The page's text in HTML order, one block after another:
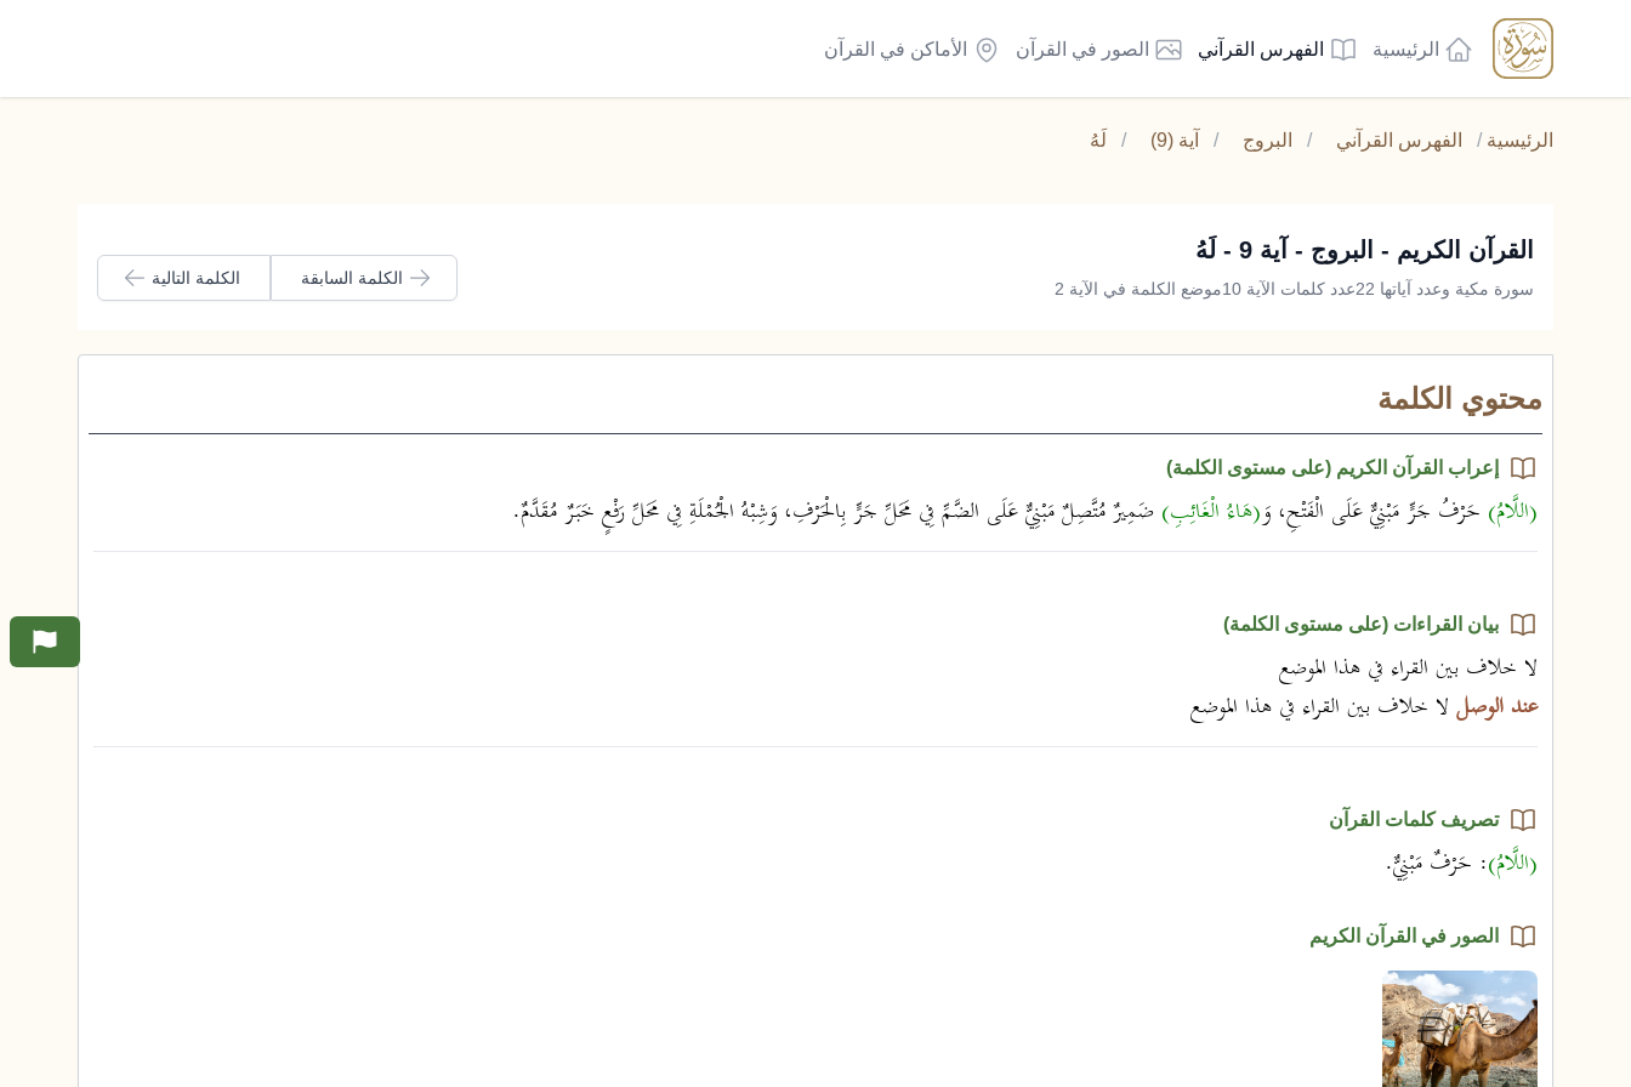
الرئيسية الفهرس القرآني الصور في القرآن الأماكن في القرآن
الرئيسية / الفهرس القرآني / البروج / آية (9) / لَهُ
القرآن الكريم - البروج - آية 9 - لَهُ
سورة مكية وعدد آياتها 22 عدد كلمات الآية 10 موضع الكلمة في الآية 2
الكلمة السابقة الكلمة التالية
محتوي الكلمة
إعراب القرآن الكريم (على مستوى الكلمة)
(اللَّامُ) حَرْفُ جَرٍّ مَبْنِيٌّ عَلَى الْفَتْحِ، وَ(هَاءُ الْغَائِبِ)ضَمِيرٌ مُتَّصِلٌ مَبْنِيٌّ عَلَى الضَّمِّ فِي مَحَلِّ جَرٍّ بِالْحَرْفِ، وَشِبْهُ الْجُمْلَةِ فِي مَحَلِّ رَفْعٍ خَبَرٌ مُقَدَّمٌ.
بيان القراءات (على مستوى الكلمة)
لا خلاف بين القراء في هذا الموضع
عند الوصللا خلاف بين القراء في هذا الموضع
تصريف كلمات القرآن
(اللَّامُ): حَرْفٌ مَبْنِيٌّ.
الصور في القرآن الكريم